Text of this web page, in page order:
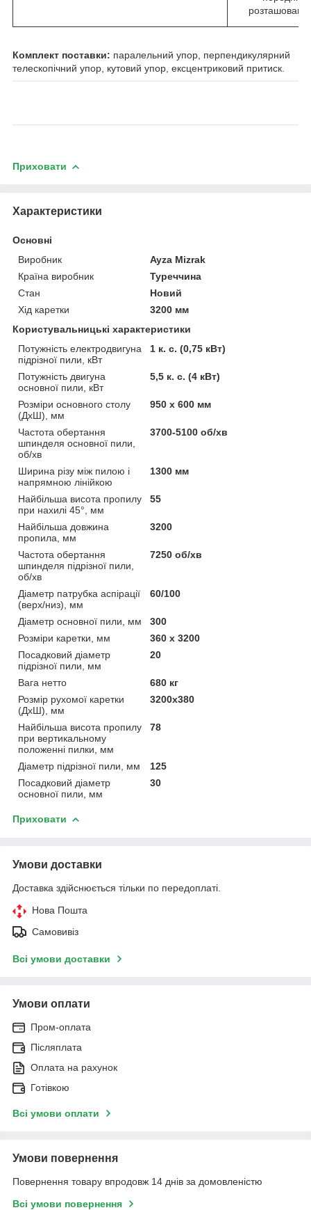
розташована
Комплект поставки: паралельний упор, перпендикулярний
телескопічний упор, кутовий упор, ексцентриковий притиск.
Приховати
Характеристики
Основні
Виробник
Ayza Mizrak
Країна виробник
Туреччина
Стан
Новий
Хід каретки
3200 мм
Користувальницькі характеристики
Потужність електродвигуна
підрізної пили, кВт
1 к. с. (0,75 кВт)
Потужність двигуна
основної пили, кВт
5,5 к. с. (4 кВт)
Розміри основного столу
(ДхШ), мм
950 x 600 мм
Частота обертання
шпинделя основної пили,
об/хв
3700-5100 об/хв
Ширина різу між пилою і
напрямною лінійкою
1300 мм
Найбільша висота пропилу
при нахилі 45°, мм
55
Найбільша довжина
пропила, мм
3200
Частота обертання
шпинделя підрізної пили,
об/хв
7250 об/хв
Діаметр патрубка аспірації
(верх/низ), мм
60/100
Діаметр основної пили, мм
300
Розміри каретки, мм
360 х 3200
Посадковий діаметр
підрізної пили, мм
20
Вага нетто
680 кг
Розмір рухомої каретки
(ДхШ), мм
3200х380
Найбільша висота пропилу
при вертикальному
положенні пилки, мм
78
Діаметр підрізної пили, мм
125
Посадковий діаметр
основної пили, мм
30
Приховати
Умови доставки
Доставка здійснюється тільки по передоплаті.
Нова Пошта
Самовивіз
Всі умови доставки
Умови оплати
Пром-оплата
Післяплата
Оплата на рахунок
Готівкою
Всі умови оплати
Умови повернення
Повернення товару впродовж 14 днів за домовленістю
Всі умови повернення